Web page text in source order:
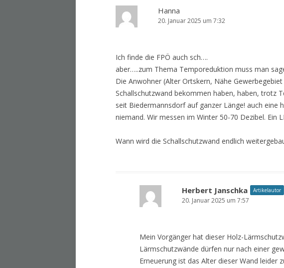
Hanna
20. Januar 2025 um 7:32
Ich finde die FPÖ auch sch….
aber…..zum Thema Temporeduktion muss man
Die Anwohner (Alter Ortskern, Nähe
Schallschutzwand bekommen haben, haben, trotz
seit Biedermannsdorf auf ganzer Länge! auch eine
niemand. Wir messen im Winter 50-70 Dezibel. Ein
Wann wird die Schallschutzwand endlich
Herbert Janschka Artikelautor
20. Januar 2025 um 7:57
Mein Vorgänger hat dieser Holz-
Lärmschutzwände dürfen nur nach einer
Erneuerung ist das Alter dieser Wand leider